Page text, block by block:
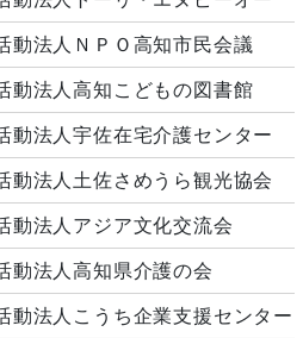
動法人ＮＰＯ高知市民会議
動法人高知こどもの図書館
動法人宇佐在宅介護センター
動法人土佐さめうら観光協会
動法人アジア文化交流会
動法人高知県介護の会
動法人こうち企業支援センター